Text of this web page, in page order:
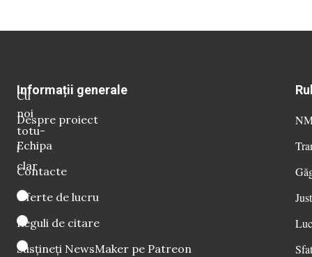
Cu
noi
totu-
i
clar
Informații generale
Despre proiect
Echipa
Contacte
Oferte de lucru
Reguli de citare
Susțineți NewsMaker pe Patreon